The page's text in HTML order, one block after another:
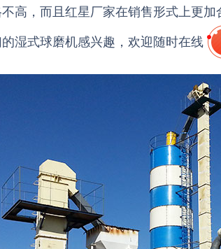
高，而且红星厂家在销售形式上更
湿式球磨机感兴趣，欢迎随时在线